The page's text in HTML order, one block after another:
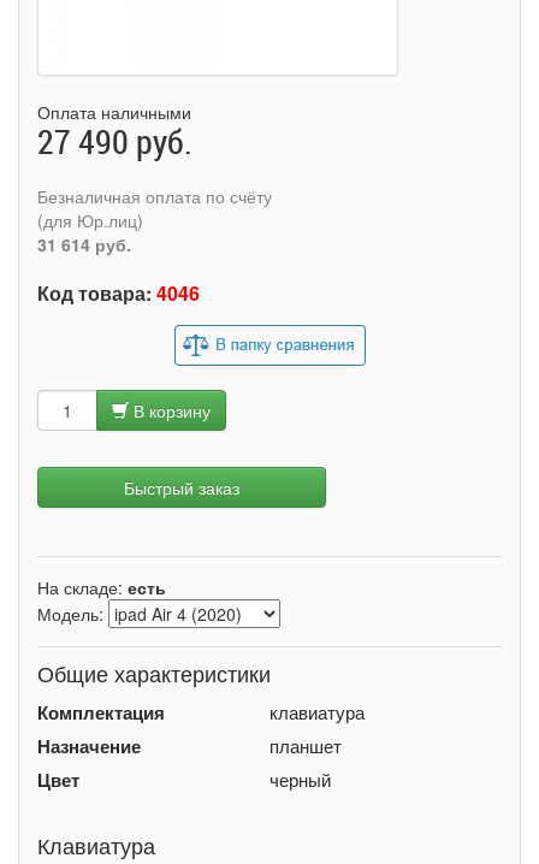
Оплата наличными
27 490 руб.
Безналичная оплата по счёту
(для Юр.лиц)
31 614 руб.
Код товара: 4046
В корзину
Быстрый заказ
На складе: есть
Модель:
Общие характеристики
Комплектация
клавиатура
Назначение
планшет
Цвет
черный
Клавиатура